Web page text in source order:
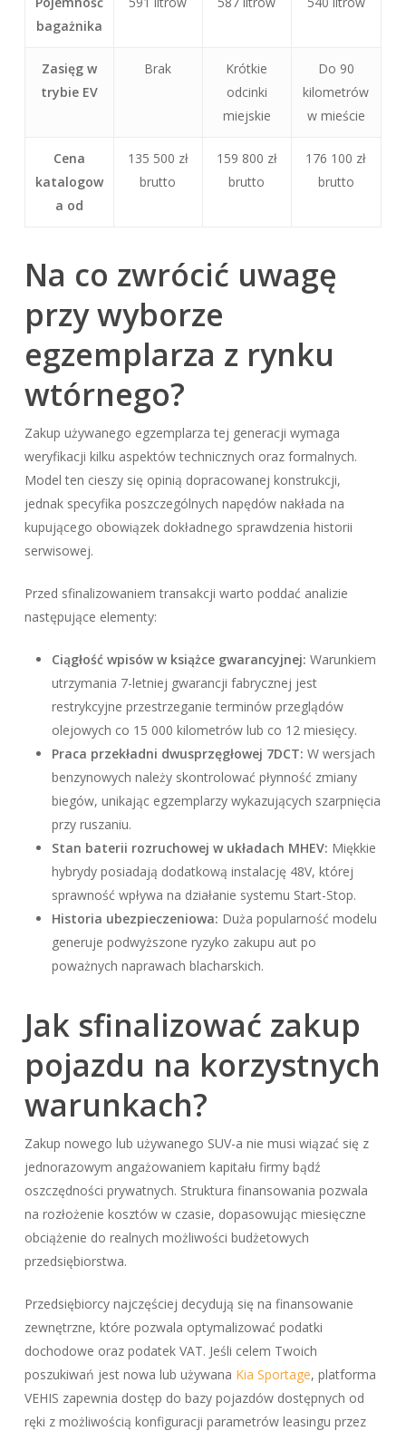
bagażnika
Zasięg w
trybie EV
Brak
Krótkie
odcinki
miejskie
Do 90
kilometrów
w mieście
Cena
katalogow
a od
135 500 zł
brutto
159 800 zł
brutto
176 100 zł
brutto
Na co zwrócić uwagę
przy wyborze
egzemplarza z rynku
wtórnego?
Zakup używanego egzemplarza tej generacji wymaga
weryfikacji kilku aspektów technicznych oraz formalnych.
Model ten cieszy się opinią dopracowanej konstrukcji,
jednak specyfika poszczególnych napędów nakłada na
kupującego obowiązek dokładnego sprawdzenia historii
serwisowej.
Przed sfinalizowaniem transakcji warto poddać analizie
następujące elementy:
Ciągłość wpisów w książce gwarancyjnej: Warunkiem
utrzymania 7-letniej gwarancji fabrycznej jest
restrykcyjne przestrzeganie terminów przeglądów
olejowych co 15 000 kilometrów lub co 12 miesięcy.
Praca przekładni dwusprzęgłowej 7DCT: W wersjach
benzynowych należy skontrolować płynność zmiany
biegów, unikając egzemplarzy wykazujących szarpnięcia
przy ruszaniu.
Stan baterii rozruchowej w układach MHEV: Miękkie
hybrydy posiadają dodatkową instalację 48V, której
sprawność wpływa na działanie systemu Start-Stop.
Historia ubezpieczeniowa: Duża popularność modelu
generuje podwyższone ryzyko zakupu aut po
poważnych naprawach blacharskich.
Jak sfinalizować zakup
pojazdu na korzystnych
warunkach?
Zakup nowego lub używanego SUV-a nie musi wiązać się z
jednorazowym angażowaniem kapitału firmy bądź
oszczędności prywatnych. Struktura finansowania pozwala
na rozłożenie kosztów w czasie, dopasowując miesięczne
obciążenie do realnych możliwości budżetowych
przedsiębiorstwa.
Przedsiębiorcy najczęściej decydują się na finansowanie
zewnętrzne, które pozwala optymalizować podatki
dochodowe oraz podatek VAT. Jeśli celem Twoich
poszukiwań jest nowa lub używana Kia Sportage, platforma
VEHIS zapewnia dostęp do bazy pojazdów dostępnych od
ręki z możliwością konfiguracji parametrów leasingu przez